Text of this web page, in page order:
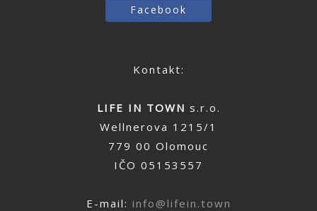
Facebook
Kontakt:
LIFE IN TOWN s.r.o.
Wellnerova 1215/1
779 00 Olomouc
IČO 05153557
E-mail: info@lifein.town